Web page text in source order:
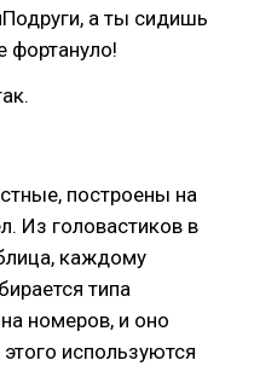
а ты сидишь
фортануло!
построены на
Из головастиков в
каждому
типа
номеров, и оно
используются